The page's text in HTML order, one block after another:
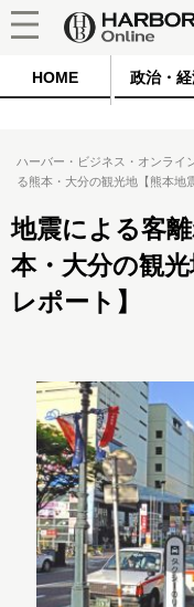
HOME 政治・
ハーバー・ビジネス・オンライ
る熊本・大分の観光地【熊本地
地震による客
本・大分の観
レポート】